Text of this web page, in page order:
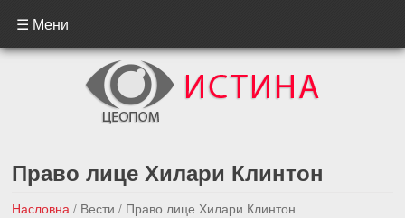
☰ Мени
Право лице Хилари Клинтон
Насловна / Вести/ Право лице Хилари Клинтон